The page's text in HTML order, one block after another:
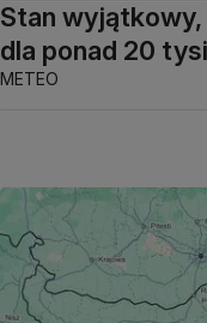
Stan
dla ponad 20
METEO